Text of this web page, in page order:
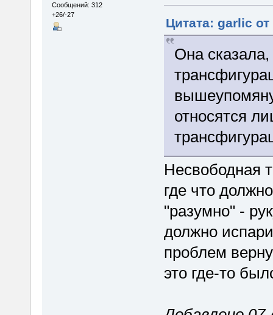
Сообщений: 312
+26/-27
Цитата: garlic от
Она
относятся
Несвободная
где что
"разумно" -
должно
проблем
это где-то